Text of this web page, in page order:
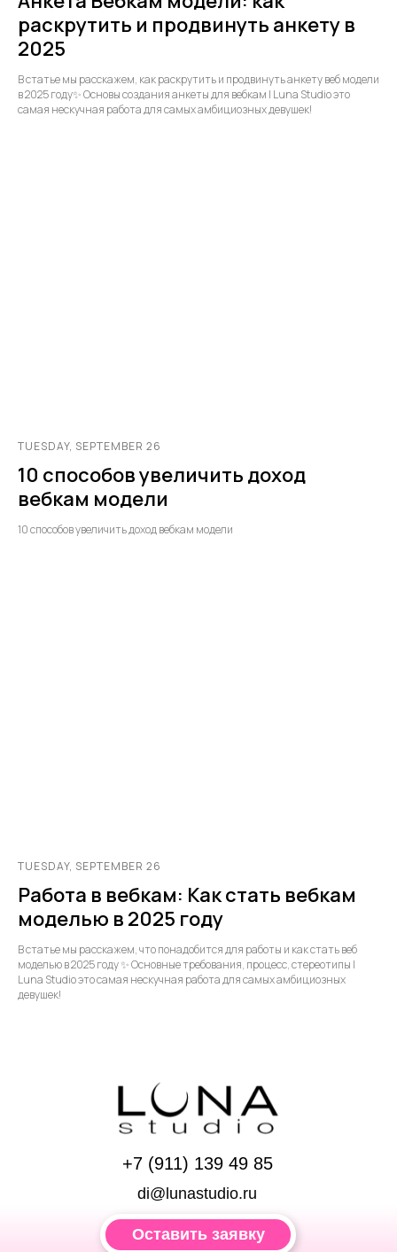
раскрутить и продвинуть анкету в
2025
В статье мы расскажем, как раскрутить и продвинуть анкету веб модели
в 2025 году✨ Основы создания анкеты для вебкам | Luna Studio это
самая нескучная работа для самых амбициозных девушек!
TUESDAY, SEPTEMBER 26
10 способов увеличить доход
вебкам модели
10 способов увеличить доход вебкам модели
TUESDAY, SEPTEMBER 26
Работа в вебкам: Как стать вебкам
моделью в 2025 году
В статье мы расскажем, что понадобится для работы и как стать веб
моделью в 2025 году ✨ Основные требования, процесс, стереотипы |
Luna Studio это самая нескучная работа для самых амбициозных
девушек!
di@lunastudio.ru
+7 (911) 139 49 85
Оставить заявку